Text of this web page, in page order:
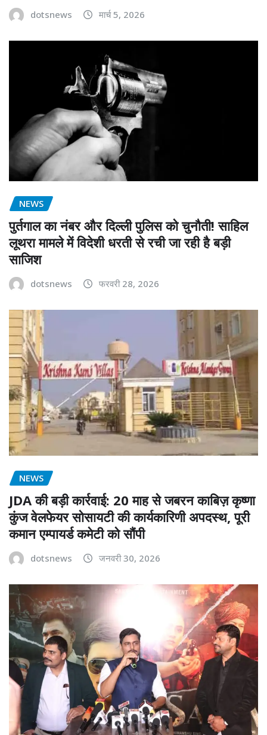
dotsnews मार्च 5, 2026
NEWS
पुर्तगाल का नंबर और दिल्ली पुलिस को चुनौती! साहिल
लूथरा मामले में विदेशी धरती से रची जा रही है बड़ी
साजिश
dotsnews फरवरी 28, 2026
NEWS
JDA की बड़ी कार्रवाई: 20 माह से जबरन काबिज़ कृष्णा
कुंज वेलफेयर सोसायटी की कार्यकारिणी अपदस्थ, पूरी
कमान एम्पायर्ड कमेटी को सौंपी
dotsnews जनवरी 30, 2026